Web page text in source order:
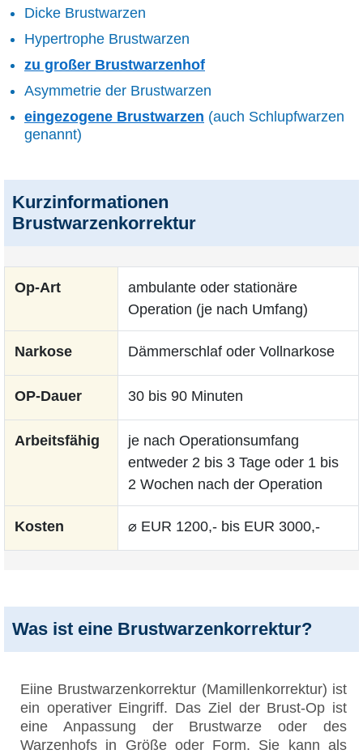
Dicke Brustwarzen
Hypertrophe Brustwarzen
zu großer Brustwarzenhof
Asymmetrie der Brustwarzen
eingezogene Brustwarzen (auch Schlupfwarzen
genannt)
Kurzinformationen
Brustwarzenkorrektur
Op-Art
ambulante oder stationäre
Operation (je nach Umfang)
Narkose Dämmerschlaf oder Vollnarkose
OP-Dauer 30 bis 90 Minuten
Arbeitsfähig
je nach Operationsumfang
entweder 2 bis 3 Tage oder 1 bis
2 Wochen nach der Operation
Kosten ⌀ EUR 1200,- bis EUR 3000,-
Was ist eine Brustwarzenkorrektur?
Eiine Brustwarzenkorrektur (Mamillenkorrektur) ist
ein operativer Eingriff. Das Ziel der Brust-Op ist
eine Anpassung der Brustwarze oder des
Warzenhofs in Größe oder Form. Sie kann als